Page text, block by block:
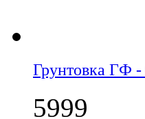
Грунтовка ГФ
5999